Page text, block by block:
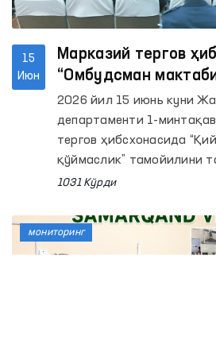
15
Июн
Марказий тергов
“Омбудсман
ўтказилди
2026 йил 15 июнь куни
департаменти 1-
тергов ҳибсхонасида
қўймаслик” тамойилини
“Омбудсман мактаби”
1031 Кўрди
мониторинг